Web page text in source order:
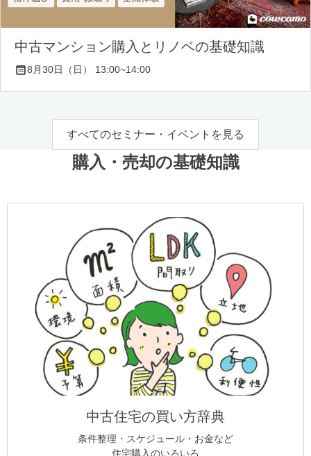
中古マンション購入とリノベの基礎知識
8月30日（日） 13:00~14:00
すべてのセミナー・イベントを見る
購入・売却の基礎知識
中古住宅の買い方辞典
条件整理・スケジュール・お金など
住宅購入のいろいろ